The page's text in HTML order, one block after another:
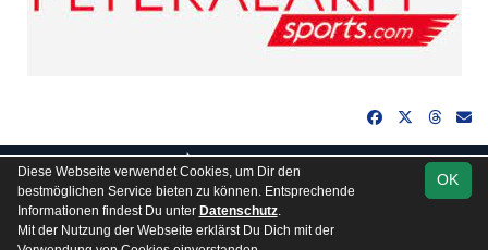
soccero.de
Besucherstatistik Kontakt Impressum
Datenschutz
OK
Diese Webseite verwendet Cookies, um Dir den
bestmöglichen Service bieten zu können. Entsprechende
Informationen findest Du unter Datenschutz.
Mit der Nutzung der Webseite erklärst Du Dich mit der